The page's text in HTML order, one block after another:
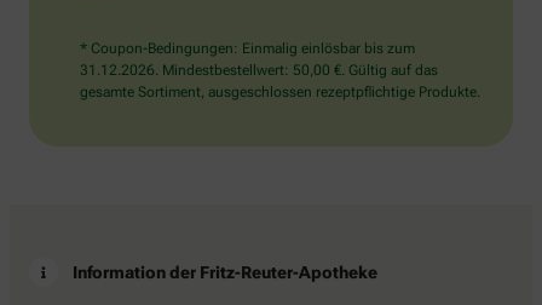
* Coupon-Bedingungen: Einmalig einlösbar bis zum
31.12.2026. Mindestbestellwert: 50,00 €. Gültig auf das
gesamte Sortiment, ausgeschlossen rezeptpflichtige Produkte.
Information der Fritz-Reuter-Apotheke